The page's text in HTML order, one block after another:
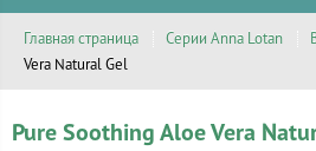
Главная страница Серии Anna Lotan
Vera Natural Gel
Pure Soothing Aloe Vera